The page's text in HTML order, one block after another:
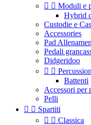
  Moduli e
Hybrid
Custodie e
Accessories
Pad
Pedali
Didgeridoo
 
Battenti
Accessori per
Pelli
  Spartiti
  Classica